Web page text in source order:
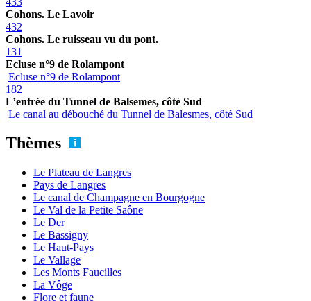
Cohons. Le Lavoir
432
Cohons. Le ruisseau vu du pont.
131
Ecluse n°9 de Rolampont
Ecluse n°9 de Rolampont
182
L’entrée du Tunnel de Balsemes, côté Sud
Le canal au débouché du Tunnel de Balesmes, côté Sud
Thèmes
Le Plateau de Langres
Pays de Langres
Le canal de Champagne en Bourgogne
Le Val de la Petite Saône
Le Der
Le Bassigny
Le Haut-Pays
Le Vallage
Les Monts Faucilles
La Vôge
Flore et faune